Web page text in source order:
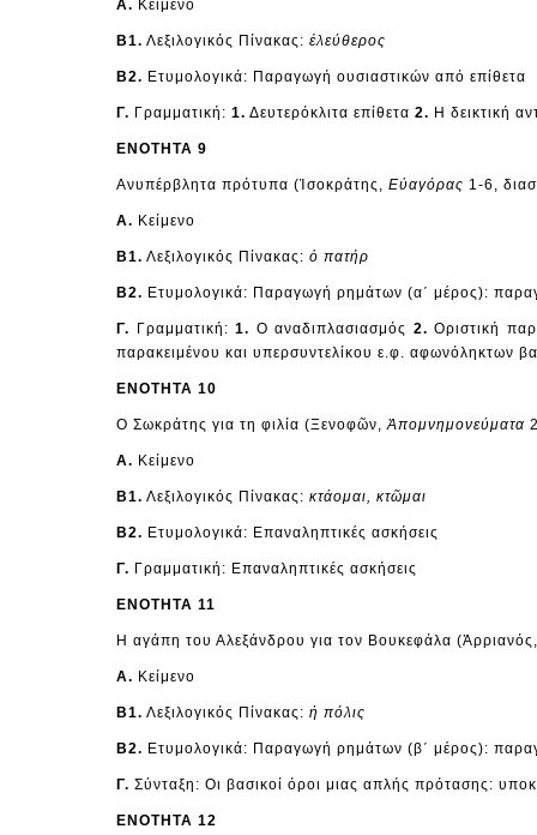
Α. Κείμενο
Β1. Λεξιλογικός Πίνακας: ἐλεύθερος
Β2. Ετυμολογικά: Παραγωγή ουσιαστικών από επίθετα
Γ. Γραμματική: 1. Δευτερόκλιτα επίθετα 2. Η δεικτική
ΕΝΟΤΗΤΑ 9
Ανυπέρβλητα πρότυπα (Ἰσοκράτης, Εὐαγόρας 1-6,
Α. Κείμενο
Β1. Λεξιλογικός Πίνακας: ὁ πατήρ
Β2. Ετυμολογικά: Παραγωγή ρημάτων (α΄ μέρος):
Γ. Γραμματική:1. Ο αναδιπλασιασμός 2. Οριστική
παρακειμένου και υπερσυντελίκου ε.φ. αφωνόληκτων
ΕΝΟΤΗΤΑ 10
Ο Σωκράτης για τη φιλία (Ξενοφῶν,Ἀπομνημονεύματα
Α. Κείμενο
Β1. Λεξιλογικός Πίνακας: κτάομαι, κτῶμαι
Β2. Ετυμολογικά: Επαναληπτικές ασκήσεις
Γ. Γραμματική: Επαναληπτικές ασκήσεις
ΕΝΟΤΗΤΑ 11
Η αγάπη του Αλεξάνδρου για τον Βουκεφάλα (Ἀρριανός,
Α. Κείμενο
Β1. Λεξιλογικός Πίνακας: ἡ πόλις
Β2. Ετυμολογικά: Παραγωγή ρημάτων (β΄ μέρος):
Γ. Σύνταξη: Οι βασικοί όροι μιας απλής πρότασης:
ΕΝΟΤΗΤΑ 12